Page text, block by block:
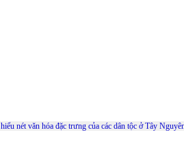
nét văn hóa đặc trưng của các dân tộc ở Tây